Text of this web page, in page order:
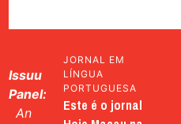
Issuu
Panel:
An
JORNAL EM
LÍNGUA
PORTUGUESA
Este é o jornal